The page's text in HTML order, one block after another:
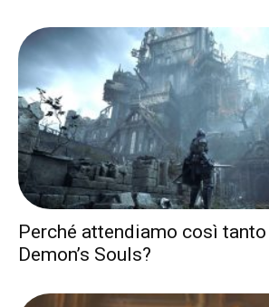
Perché attendiamo così
Demon’s Souls?